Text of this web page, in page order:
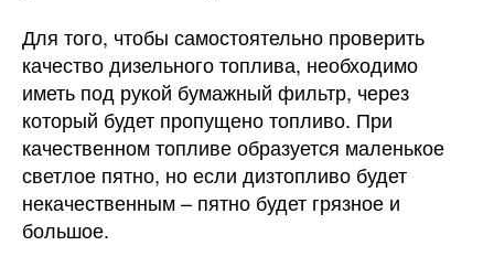
Для того, чтобы самостоятельно проверить
качество дизельного топлива, необходимо
иметь под рукой бумажный фильтр, через
который будет пропущено топливо. При
качественном топливе образуется маленькое
светлое пятно, но если дизтопливо будет
некачественным – пятно будет грязное и
большое.